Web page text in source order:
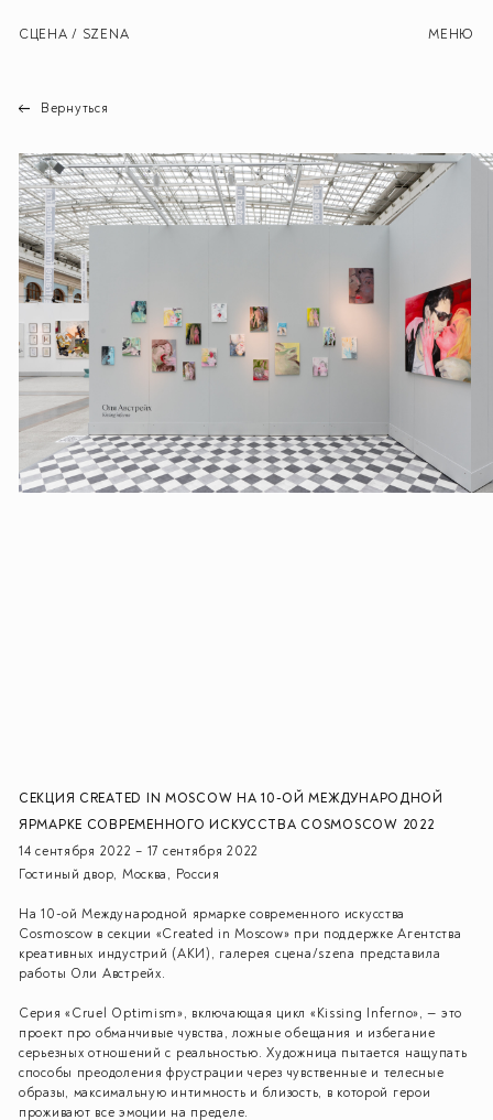
СЦЕНА / SZENA МЕНЮ
Вернуться
СЕКЦИЯ CREATED IN MOSCOW НА 10-ОЙ МЕЖДУНАРОДНОЙ
ЯРМАРКЕ СОВРЕМЕННОГО ИСКУССТВА COSMOSCOW 2022
14 сентября 2022 – 17 сентября 2022
Гостиный двор, Москва, Россия
На 10-ой Международной ярмарке современного искусства
Cosmoscow в секции «Created in Moscow» при поддержке Агентства
креативных индустрий (АКИ), галерея сцена/szena представила
работы Оли Австрейх.
Серия «Cruel Optimism», включающая цикл «Kissing Inferno», — это
проект про обманчивые чувства, ложные обещания и избегание
серьезных отношений с реальностью. Художница пытается нащупать
способы преодоления фрустрации через чувственные и телесные
образы, максимальную интимность и близость, в которой герои
проживают все эмоции на пределе.